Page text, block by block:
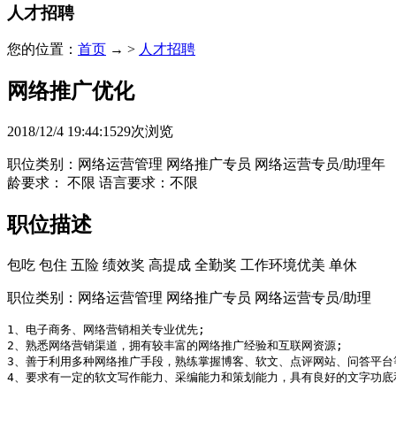
人才招聘
您的位置： 首页 → > 人才招聘
网络推广优化
2018/12/4 19:44:1529次浏览
职位类别：网络运营管理 网络推广专员 网络运营专员/助理年
龄要求： 不限 语言要求：不限
职位描述
包吃 包住 五险 绩效奖 高提成 全勤奖 工作环境优美 单休
职位类别：网络运营管理 网络推广专员 网络运营专员/助理
1、电子商务、网络营销相关专业优先;
2、熟悉网络营销渠道，拥有较丰富的网络推广经验和互联网资源;
3、善于利用多种网络推广手段，熟练掌握博客、软文、点评网站、问答平
4、要求有一定的软文写作能力、采编能力和策划能力，具有良好的文字功